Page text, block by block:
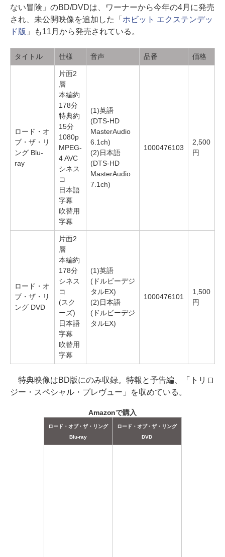
ない冒険」のBD/DVDは、ワーナーから今年の4月に発売
され、未公開映像を追加した「 ホビット エクステンデッ
ド版 」も11月から発売されている。
タイトル 仕様 音声 品番 価格
ロード・オ
ブ・ザ・リ
ング Blu-
ray
片面2
層
本編約
178分
特典約
15分
1080p
MPEG-
4 AVC
シネス
コ
日本語
字幕
吹替用
字幕
(1)英語
(DTS-HD
MasterAudio
6.1ch)
(2)日本語
(DTS-HD
MasterAudio
7.1ch)
1000476103
2,500
円
ロード・オ
ブ・ザ・リ
ング DVD
片面2
層
本編約
178分
シネス
コ
(スク
ーズ)
日本語
字幕
吹替用
字幕
(1)英語
(ドルビーデジ
タルEX)
(2)日本語
(ドルビーデジ
タルEX)
1000476101
1,500
円
特典映像はBD版にのみ収録。特報と予告編、「トリロ
ジー・スペシャル・プレヴュー」を収めている。
Amazonで購入
ロード・オブ・ザ・リング
Blu-ray
ロード・オブ・ザ・リング
DVD